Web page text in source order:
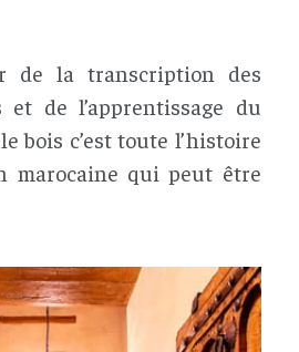
de la transcription des
de l’apprentissage du
bois c’est toute l’histoire
marocaine qui peut être